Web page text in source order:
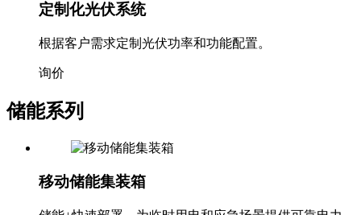
定制化光伏系统
根据客户需求定制光伏功率和功能配置。
询价
储能系列
移动储能集装箱